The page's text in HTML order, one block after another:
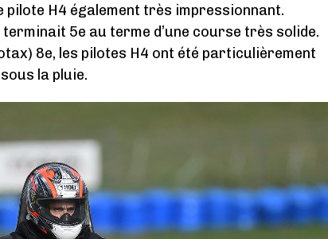
pilote H4 également très impressionnant.
5e au terme d’une course très solide.
8e, les pilotes H4 ont été particulièrement
la pluie.